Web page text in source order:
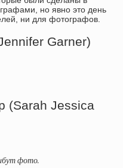
но явно это день
ни для фотографов.
Garner)
(Sarah Jessica
фото.